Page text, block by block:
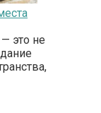
это не